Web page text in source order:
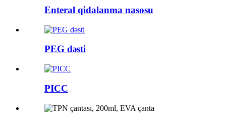
Enteral qidalanma nasosu
PEG dəsti
PICC